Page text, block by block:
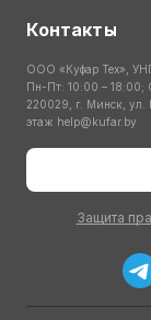
Контакты
ООО «Куфар Тех»,
Пн-Пт: 10:00 – 18:00;
220029, г. Минск, ул.
этаж help@kufar.by
Защита